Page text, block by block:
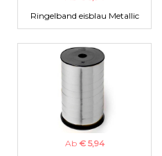
Ringelband eisblau Metallic
Ab € 5,94